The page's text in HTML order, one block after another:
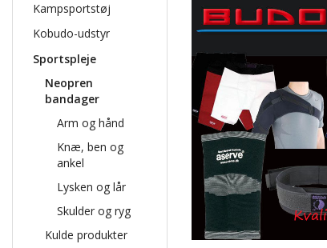
Kampsportstøj
Kobudo-udstyr
Sportspleje
Neopren
bandager
Arm og hånd
Knæ, ben og
ankel
Lysken og lår
Skulder og ryg
Kulde produkter